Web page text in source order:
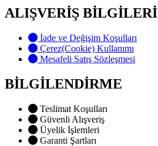
ALIŞVERİŞ BİLGİLERİ
İade ve Değişim Koşulları
Çerez(Cookie) Kullanımı
Mesafeli Satış Sözleşmesi
BİLGİLENDİRME
Teslimat Koşulları
Güvenli Alışveriş
Üyelik İşlemleri
Garanti Şartları